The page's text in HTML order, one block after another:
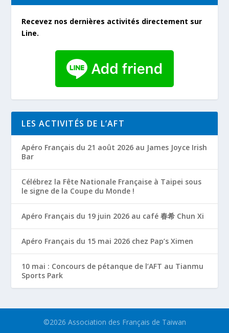
CÉLÉBREZ LA FÊTE NATIONALE FRANÇAISE
À TAIPEI SOUS...
APÉRO FRANÇAIS DU 19 JUIN 2026 AU
CAFÉ 春希 CHUN XI...
Recevez nos dernières activités directement sur
Line.
LES ACTIVITÉS DE L’AFT
Apéro Français du 21 août 2026 au James Joyce Irish
Bar
Célébrez la Fête Nationale Française à Taipei sous
le signe de la Coupe du Monde !
Apéro Français du 19 juin 2026 au café 春希 Chun Xi
Apéro Français du 15 mai 2026 chez Pap’s Ximen
10 mai : Concours de pétanque de l’AFT au Tianmu
Sports Park
©2026 Association des Français de Taiwan